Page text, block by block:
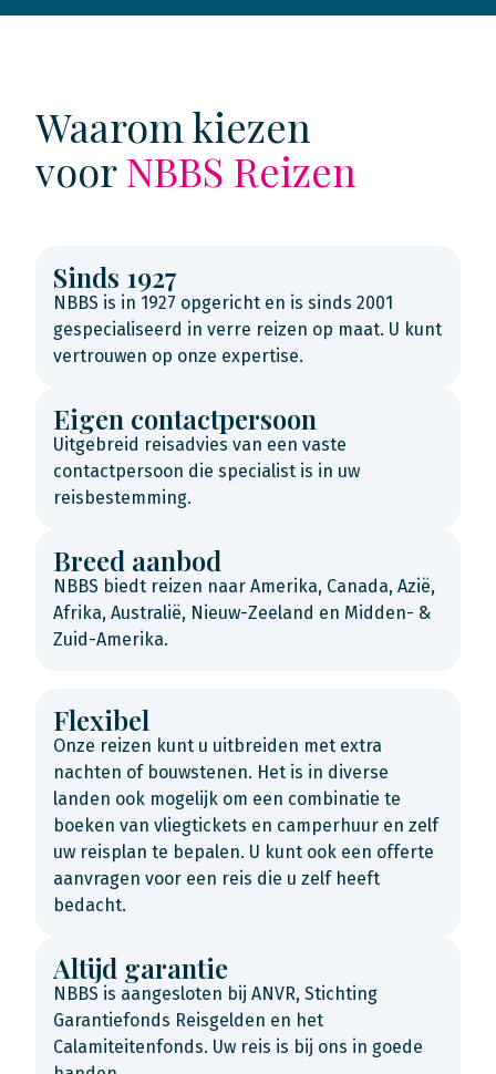
Waarom kiezen
voorNBBS Reizen
Sinds 1927
NBBS is in 1927 opgericht en is sinds 2001
gespecialiseerd in verre reizen op maat. U kunt
vertrouwen op onze expertise.
Eigen contactpersoon
Uitgebreid reisadvies van een vaste
contactpersoon die specialist is in uw
reisbestemming.
Breed aanbod
NBBS biedt reizen naar Amerika, Canada, Azië,
Afrika, Australië, Nieuw-Zeeland en Midden- &
Zuid-Amerika.
Flexibel
Onze reizen kunt u uitbreiden met extra
nachten of bouwstenen. Het is in diverse
landen ook mogelijk om een combinatie te
boeken van vliegtickets en camperhuur en zelf
uw reisplan te bepalen. U kunt ook een offerte
aanvragen voor een reis die u zelf heeft
bedacht.
Altijd garantie
NBBS is aangesloten bij ANVR, Stichting
Garantiefonds Reisgelden en het
Calamiteitenfonds. Uw reis is bij ons in goede